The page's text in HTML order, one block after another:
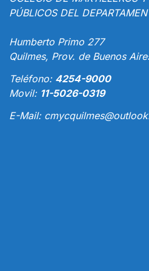
PÚBLICOS DEL
Humberto Primo 277
Quilmes, Prov. de Buenos
Teléfono: 4254-9000
Movil: 11-5026-0319
E-Mail: